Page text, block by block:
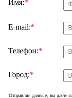
Имя:*
E-mail:*
Телефон:*
Город:*
Отправляя данные, вы даете